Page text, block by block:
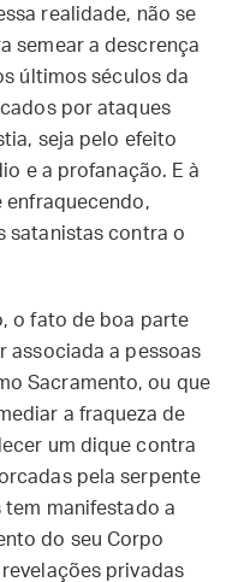
realidade, não se
semear a descrença
últimos séculos da
por ataques
seja pelo efeito
e a profanação. E à
enfraquecendo,
satanistas contra o
o fato de boa parte
associada a pessoas
Sacramento, ou que
a fraqueza de
um dique contra
pela serpente
tem manifestado a
do seu Corpo
privadas